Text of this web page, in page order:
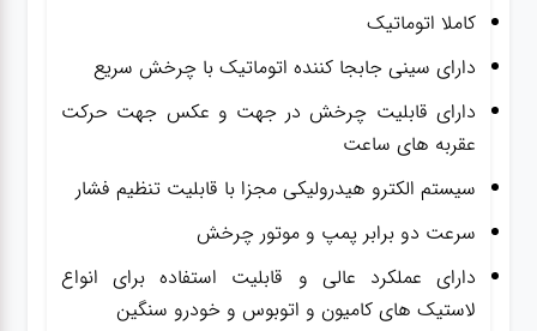
کاملا اتوماتیک
دارای سینی جابجا کننده اتوماتیک با چرخش سریع
دارای قابلیت چرخش در جهت و عکس جهت حرکت
عقربه های ساعت
سیستم الکترو هیدرولیکی مجزا با قابلیت تنظیم فشار
سرعت دو برابر پمپ و موتور چرخش
دارای عملکرد عالی و قابلیت استفاده برای انواع
لاستیک های کامیون و اتوبوس و خودرو سنگین